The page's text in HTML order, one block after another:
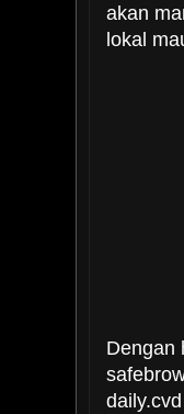
akan
lokal
Dengan